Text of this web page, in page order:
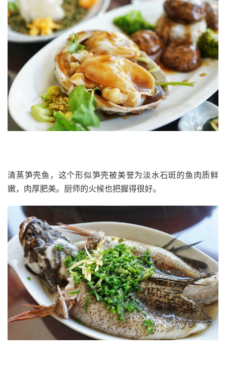
清蒸笋壳鱼，这个形似笋壳被美誉为淡水石斑的鱼肉质鲜
嫩，肉厚肥美。厨师的火候也把握得很好。